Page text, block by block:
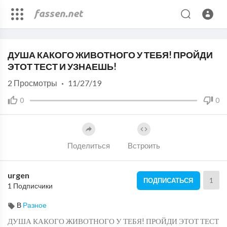
Download File: https://www.youtube.com/watch?v=Uhx7hHvDXPM
ДУША КАКОГО ЖИВОТНОГО У ТЕБЯ! ПРОЙДИ
ЭТОТ ТЕСТ И УЗНАЕШЬ!
0 0
2 Просмотры · 11/27/19
Поделиться Встроить
urgen
1 Подписчики
ПОДПИСАТЬСЯ 1
В Разное
ДУША КАКОГО ЖИВОТНОГО У ТЕБЯ! ПРОЙДИ ЭТОТ ТЕСТ